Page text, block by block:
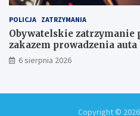
POLICJA ZATRZYMANIA
Obywatelskie zatrzymanie
zakazem prowadzenia auta
6 sierpnia 2026
Copyright © 2026